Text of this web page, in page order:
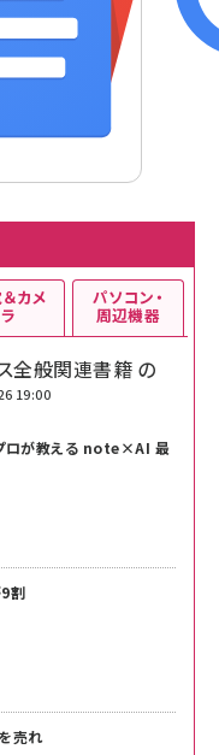
全般関連書籍 の
19:00
ロが教える note×AI 最
割
売れ
カメ
ラ
パソコン・
周辺機器